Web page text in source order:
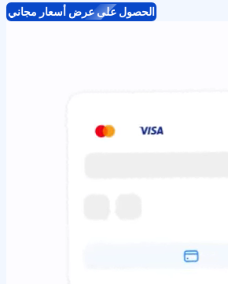
الحصول على عرض أسعار مجاني